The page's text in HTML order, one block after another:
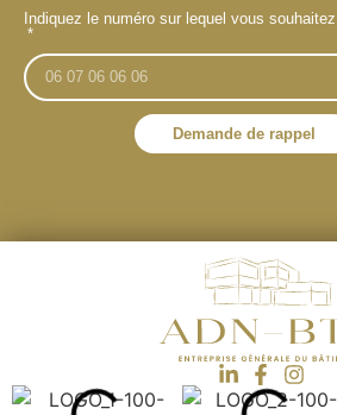
Indiquez le numéro sur lequel vous
Demande de rappel